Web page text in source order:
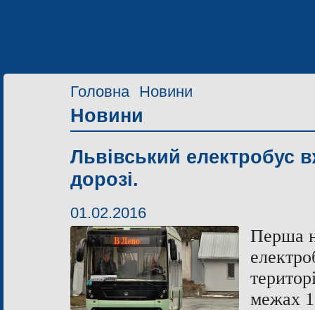
Головна Новини
Новини
Львівський електробус
дорозі.
01.02.2016
Перша
межах